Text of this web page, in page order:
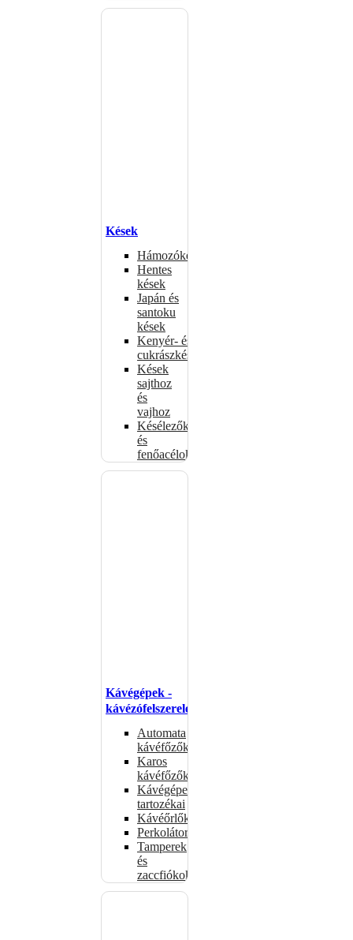
Kések
Hámozókések
Hentes
kések
Japán és
santoku
kések
Kenyér- és
cukrászkések
Kések
sajthoz
és
vajhoz
Késélezők
és
fenőacélok
Kávégépek -
kávézófelszerelés
Automata
kávéfőzők
Karos
kávéfőzők
Kávégépek
tartozékai
Kávéőrlők
Perkolátorok
Tamperek
és
zaccfiókok